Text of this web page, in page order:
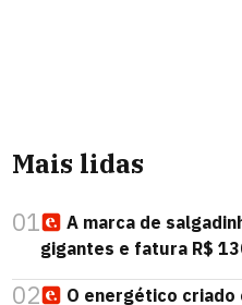
Mais lidas
01
A marca de
gigantes e fatura R$
02
O energético criado